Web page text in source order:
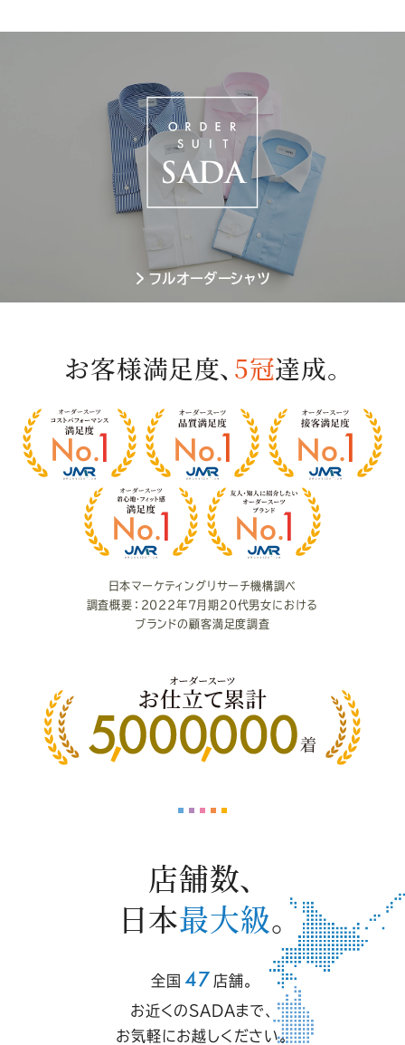
フルオーダーシャツ
客
様
満
お客様満足度、 5冠達成。
日本マーケティングリサーチ機構調べ
調査概要：2022年7月期20代男女における
ブランドの顧客満足度調査
店舗数、
日本最大級。
全国 47 店舗。
お近くのSADAまで、
お気軽にお越しください。